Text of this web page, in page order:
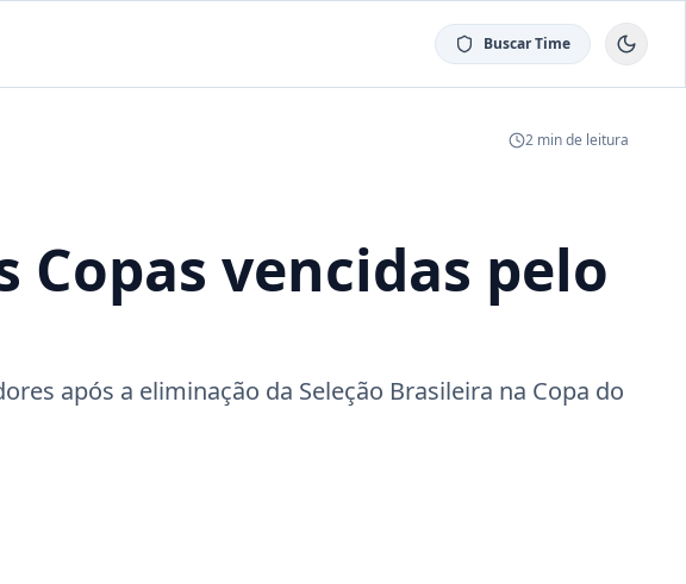
Buscar Time
2 min de leitura
Copas vencidas pelo
após a eliminação da Seleção Brasileira na Copa do